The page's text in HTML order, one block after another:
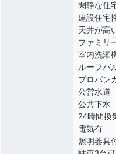
閑静な住
建設住宅
天井が高
ファミリ
室内洗濯
ルーフバ
プロパン
公営水道
公共下水
24時間換
電気有
照明器具